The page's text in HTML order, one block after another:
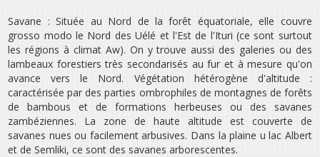
Savane : Située au Nord de la forêt équatoriale, elle couvre
grosso modo le Nord des Uélé et l‛Est de l‛Ituri (ce sont surtout
les régions à climat Aw). On y trouve aussi des galeries ou des
lambeaux forestiers très secondarisés au fur et à mesure qu‛on
avance vers le Nord. Végétation hétérogène d‛altitude :
caractérisée par des parties ombrophiles de montagnes de forêts
de bambous et de formations herbeuses ou des savanes
zambéziennes. La zone de haute altitude est couverte de
savanes nues ou facilement arbusives. Dans la plaine u lac Albert
et de Semliki, ce sont des savanes arborescentes.